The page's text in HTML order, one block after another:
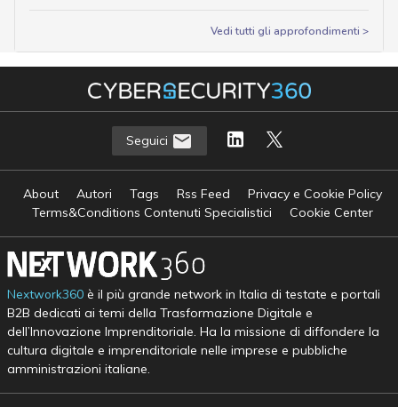
Vedi tutti gli approfondimenti >
Seguici
About Autori Tags Rss Feed
Privacy e Cookie Policy
Terms&Conditions Contenuti Specialistici
Cookie Center
Nextwork360è il più grande network in Italia di testate e portali
B2B dedicati ai temi della Trasformazione Digitale e
dell’Innovazione Imprenditoriale. Ha la missione di diffondere la
cultura digitale e imprenditoriale nelle imprese e pubbliche
amministrazioni italiane.